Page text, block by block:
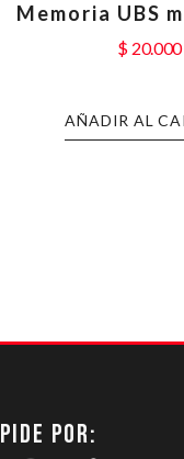
Memoria UBS
$ 20.000
AÑADIR AL
PIDE POR: